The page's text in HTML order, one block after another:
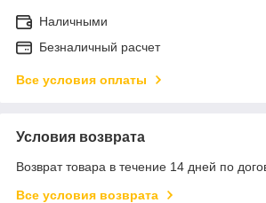
Наличными
Безналичный расчет
Все условия оплаты
Условия возврата
Возврат товара в течение 14 дней по
Все условия возврата